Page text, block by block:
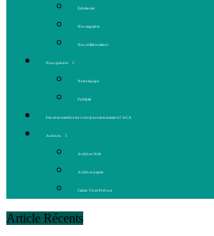
Échéancier
Nos stagiaires
Nos collaborateurs
Nous joindre
Notre équipe
Publicité
Devenez membre de votre journal et assistez à l’AGA
Archives
Archives Web
Archives papier
Cahier Vivez Prévost
Article Récents